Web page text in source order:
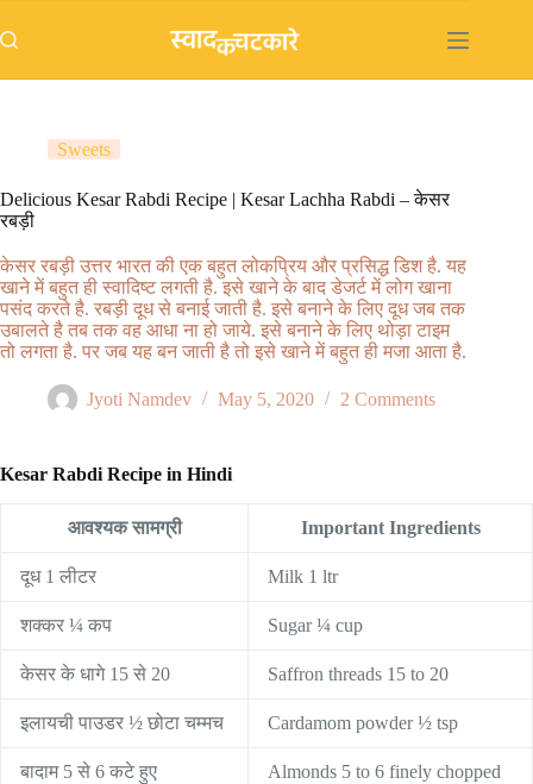
to
content
Sweets
Delicious Kesar Rabdi Recipe | Kesar Lachha Rabdi – केसर
रबड़ी
केसर रबड़ी उत्तर भारत की एक बहुत लोकप्रिय और प्रसिद्ध डिश है. यह
खाने में बहुत ही स्वादिष्ट लगती है. इसे खाने के बाद डेजर्ट में लोग खाना
पसंद करते है. रबड़ी दूध से बनाई जाती है. इसे बनाने के लिए दूध जब तक
उबालते है तब तक वह आधा ना हो जाये. इसे बनाने के लिए थोड़ा टाइम
तो लगता है. पर जब यह बन जाती है तो इसे खाने में बहुत ही मजा आता है.
Jyoti Namdev May 5, 2020 2 Comments
Kesar Rabdi Recipe in Hindi
आवश्यक सामग्री Important Ingredients
दूध 1 लीटर Milk 1 ltr
शक्कर ¼ कप Sugar ¼ cup
केसर के धागे 15 से 20 Saffron threads 15 to 20
इलायची पाउडर ½ छोटा चम्मच Cardamom powder ½ tsp
बादाम 5 से 6 कटे हुए Almonds 5 to 6 finely chopped